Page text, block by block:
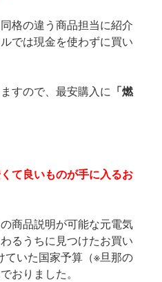
格の違う商品担当に紹介
では現金を使わずに買い
すので、最安購入に 「燃
て良いものが手に入るお
商品説明が可能な元電気
るうちに見つけたお買い
ていた国家予算（※旦那の
おりました。